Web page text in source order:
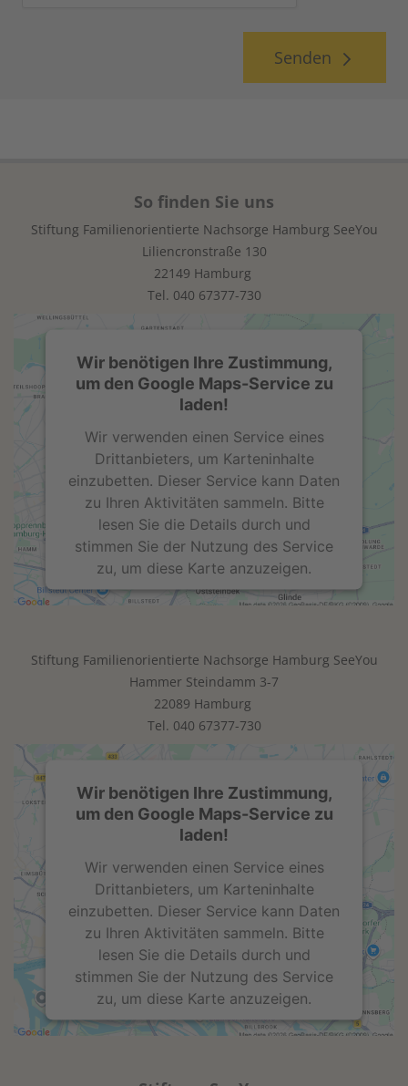
Senden
So finden Sie uns
Stiftung Familienorientierte Nachsorge Hamburg SeeYou
Liliencronstraße 130
22149 Hamburg
Tel. 040 67377-730
Wir benötigen Ihre Zustimmung,
um den Google Maps-Service zu
laden!
Wir verwenden einen Service eines
Drittanbieters, um Karteninhalte
einzubetten. Dieser Service kann Daten
zu Ihren Aktivitäten sammeln. Bitte
lesen Sie die Details durch und
stimmen Sie der Nutzung des Service
zu, um diese Karte anzuzeigen.
Akzeptieren
powered byUsercentrics Consent
Management Platform
Stiftung Familienorientierte Nachsorge Hamburg SeeYou
Hammer Steindamm 3-7
22089 Hamburg
Tel. 040 67377-730
Wir benötigen Ihre Zustimmung,
um den Google Maps-Service zu
laden!
Wir verwenden einen Service eines
Drittanbieters, um Karteninhalte
einzubetten. Dieser Service kann Daten
zu Ihren Aktivitäten sammeln. Bitte
lesen Sie die Details durch und
stimmen Sie der Nutzung des Service
zu, um diese Karte anzuzeigen.